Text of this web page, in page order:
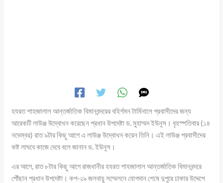
হযরত শাহজালাল আন্তর্জাতিক বিমানবন্দরের বহির্গমন টার্মিনালে প্রবাসীদের জন্য
আরেকটি লাউঞ্জ উদ্বোধন করেছেন প্রধান উপদেষ্টা ড. মুহাম্মদ ইউনূস। বৃহস্পতিবার (১৪
নভেম্বর) রাত ৯টার কিছু আগে এ লাউঞ্জ উদ্বোধন করেন তিনি। এই লাউঞ্জ প্রবাসীদের
কষ্ট লাঘবে কাজে দেবে বলে জানান ড. ইউনূস।
এর আগে, রাত ৮টার কিছু আগে রাজধানীর হযরত শাহজালাল আন্তর্জাতিক বিমানবন্দরে
পৌঁছান প্রধান উপদেষ্টা। কপ-২৯ জলবায়ু সম্মেলনে যোগদান শেষে দুপুরে ঢাকার উদ্দেশে